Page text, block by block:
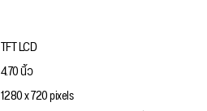
TFT LCD
4.70 นิ้ว
1280 x 720 pixels